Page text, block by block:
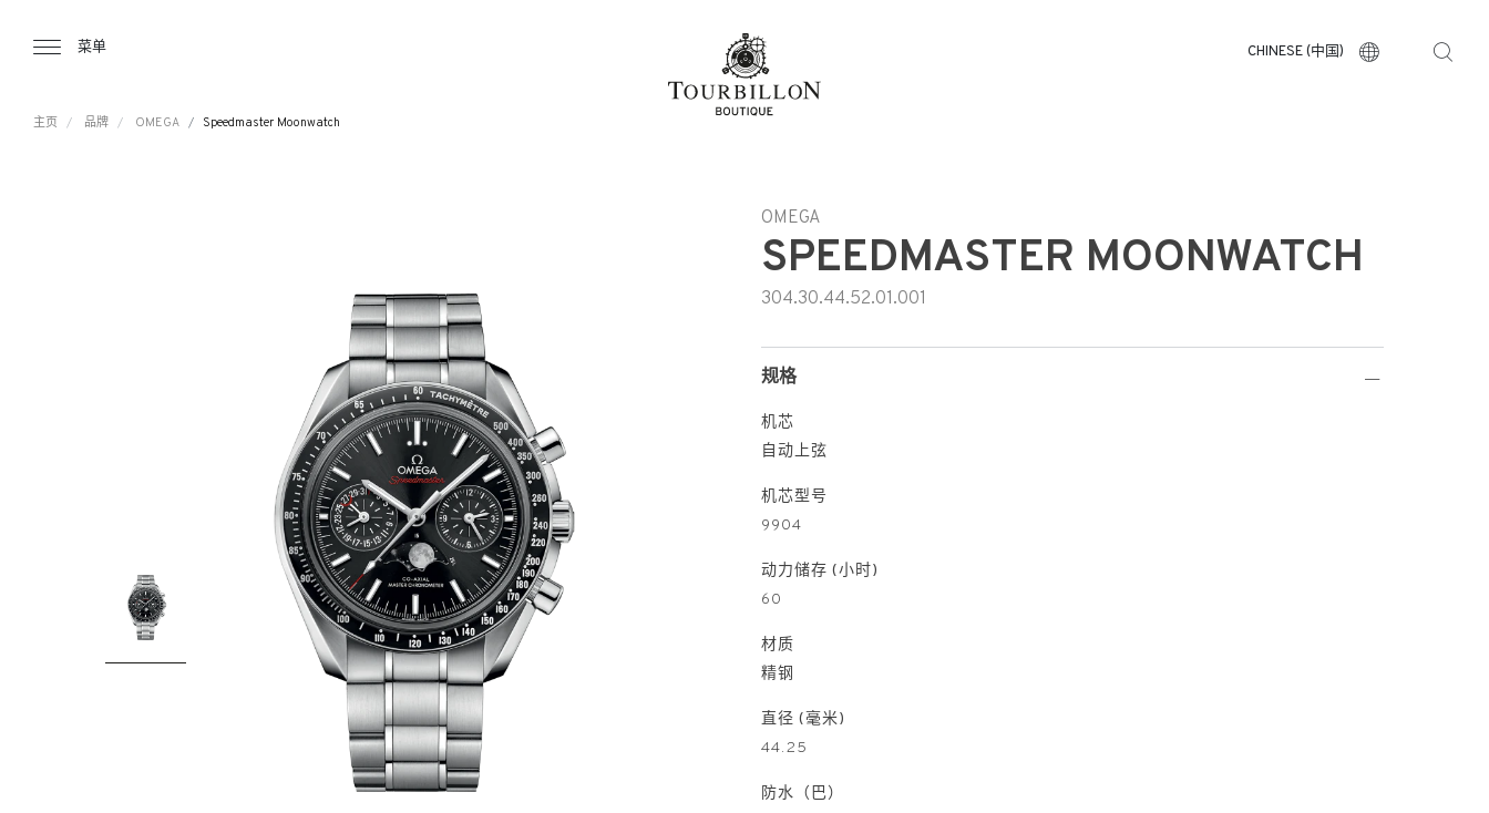
菜单 CHINESE (中国)
主页 品牌 OMEGA Speedmaster Moonwatch
OMEGA
SPEEDMASTER MOONWATCH
304.30.44.52.01.001
规格
机芯
自动上弦
机芯型号
9904
动力储存 (小时)
60
材质
精钢
直径 (毫米)
44.25
防水（巴）